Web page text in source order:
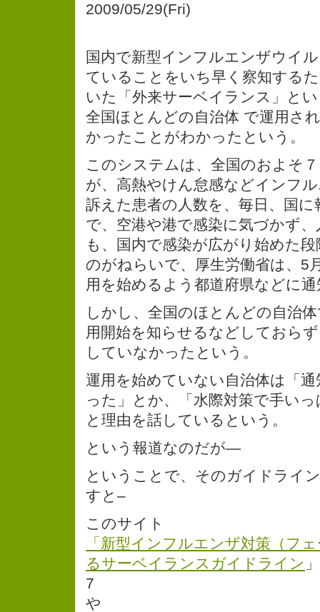
2009/05/29(Fri)
国内で新型インフルエンザウイ
ていることをいち早く察知する
いた「外来サーベイランス」と
全国ほとんどの自治体 で運用さ
かったことがわかったという。
このシステムは、全国のおよそ
が、高熱やけん怠感などインフ
訴えた患者の人数を、毎日、国
で、空港や港で感染に気づかず
も、国内で感染が広がり始めた
のがねらいで、厚生労働省は、5
用を始めるよう都道府県などに
しかし、全国のほとんどの自治
用開始を知らせるなどしておら
していなかったという。
運用を始めていない自治体は「
った」とか、「水際対策で手い
と理由を話しているという。
という報道なのだが—
ということで、そのガイドライ
すと–
このサイト
「新型インフルエンザ対策（フ
るサーベイランスガイドライン 」
7
や